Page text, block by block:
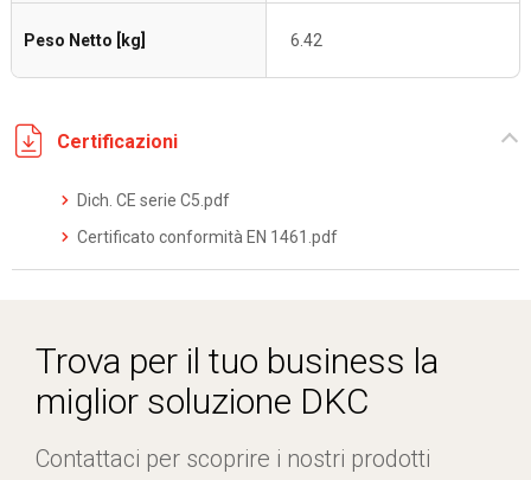
Peso Netto [kg] 6.42
Certificazioni
Dich. CE serie C5.pdf
Certificato conformità EN 1461.pdf
Trova per il tuo business la
miglior soluzione DKC
Contattaci per scoprire i nostri prodotti